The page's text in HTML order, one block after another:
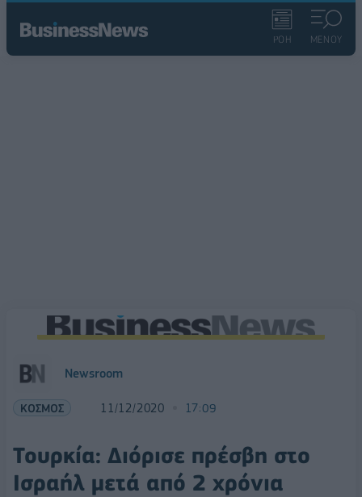
ΡΟΗ ΜΕΝΟΥ
Newsroom
ΚΟΣΜΟΣ 11/12/2020 17:09
Τουρκία: Διόρισε πρέσβη στο
Ισραήλ μετά από 2 χρόνια